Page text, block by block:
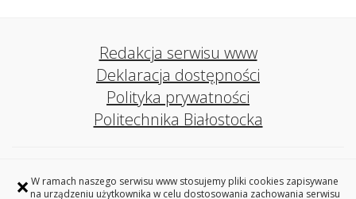
× W ramach naszego serwisu www stosujemy pliki cookies zapisywane
na urządzeniu użytkownika w celu dostosowania zachowania serwisu
Redakcja serwisu www
Deklaracja dostępności
Polityka prywatności
Politechnika Białostocka
Politechniki Białostockiej